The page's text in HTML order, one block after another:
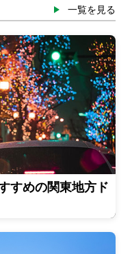
一覧を見る
すめの関東地方ド